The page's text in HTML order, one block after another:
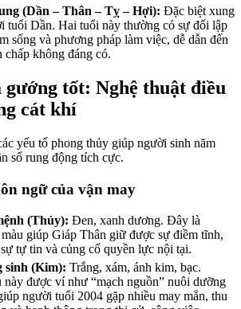
(Dần – Thân – Tỵ – Hợi): Đặc biệt xung
tuổi Dần. Hai tuổi này thường có sự đối lập
sống và phương pháp làm việc, dễ dẫn đến
chấp không đáng có.
gướng tốt: Nghệ thuật điều
cát khí
yếu tố phong thủy giúp người sinh năm
số rung động tích cực.
ngữ của vận may
(Thủy): Đen, xanh dương. Đây là
giúp Giáp Thân giữ được sự điềm tĩnh,
tự tin và củng cố quyền lực nội tại.
sinh (Kim): Trắng, xám, ánh kim, bạc.
này được ví như “mạch nguồn” nuôi dưỡng
người tuổi 2004 gặp nhiều may mắn, thu